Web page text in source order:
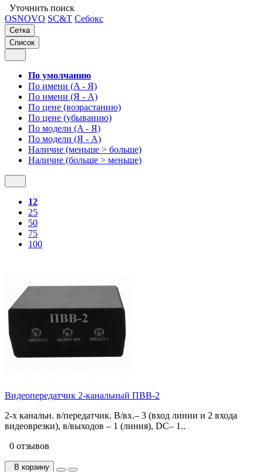
Уточнить поиск
OSNOVO SC&T Себокс
Сетка
Список
По умолчанию
По имени (A - Я)
По имени (Я - A)
По цене (возрастанию)
По цене (убыванию)
По модели (A - Я)
По модели (Я - A)
Наличие (меньше > больше)
Наличие (больше > меньше)
12
25
50
75
100
Видеопередатчик 2-канальный ПВВ-2
2-х канальн. в/передатчик. В/вх.– 3 (вход линии и 2 входа
видеоврезки), в/выходов – 1 (линия), DC– 1..
0 отзывов
В корзину